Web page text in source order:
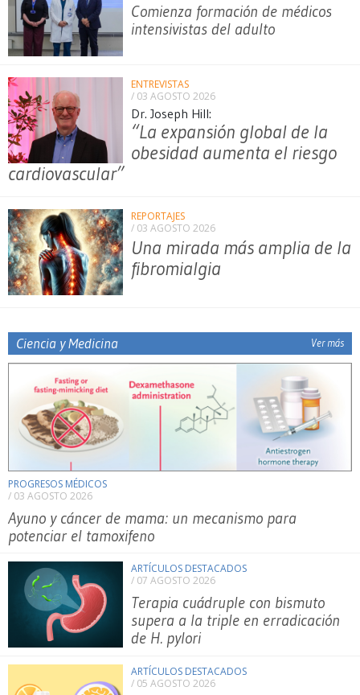
Comienza formación de médicos
intensivistas del adulto
ENTREVISTAS
/ 03 AGOSTO 2026
Dr. Joseph Hill:
“La expansión global de la
obesidad aumenta el riesgo
cardiovascular”
REPORTAJES
/ 03 AGOSTO 2026
Una mirada más amplia de la
fibromialgia
Ciencia y Medicina Ver más
PROGRESOS MÉDICOS
/ 03 AGOSTO 2026
Ayuno y cáncer de mama: un mecanismo para
potenciar el tamoxifeno
ARTÍCULOS DESTACADOS
/ 07 AGOSTO 2026
Terapia cuádruple con bismuto
supera a la triple en erradicación
de H. pylori
ARTÍCULOS DESTACADOS
/ 05 AGOSTO 2026